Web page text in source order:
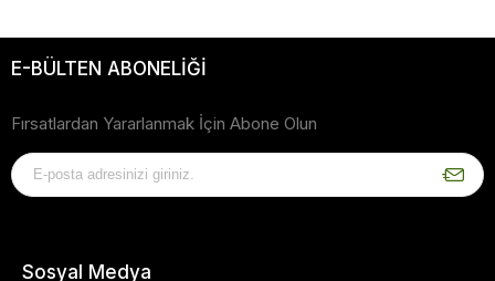
E-BÜLTEN ABONELİĞİ
Fırsatlardan Yararlanmak İçin Abone Olun
Sosyal Medya